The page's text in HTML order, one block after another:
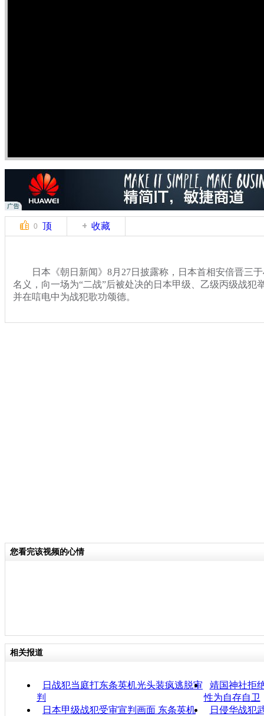
0 顶 收藏
日本《朝日新闻》8月27日披露称，日本首相安倍晋三于
名义，向一场为“二战”后被处决的日本甲级、乙级丙级战犯
并在唁电中为战犯歌功颂德。
您看完该视频的心情
相关报道
日战犯当庭打东条英机光头装疯逃脱审
判
靖国神社拒
性为自存自卫
日本甲级战犯受审宣判画面 东条英机
日侵华战犯